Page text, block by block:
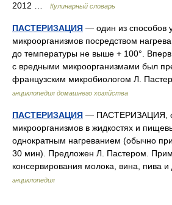
2012 …
Кулинарный словарь
ПАСТЕРИЗАЦИЯ — один из способов
микроорганизмов посредством
до температуры не выше + 100°.
с вредными микроорганизмами был
французским микробиологом Л.
энциклопедия домашнего хозяйства
ПАСТЕРИЗАЦИЯ — ПАСТЕРИЗАЦИЯ,
микроорганизмов в жидкостях и
однократным нагреванием (обычно
30 мин). Предложен Л. Пастером.
консервирования молока, вина, пива
энциклопедия